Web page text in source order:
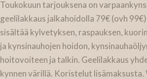
Toukokuun tarjouksena on
geelilakkaus jalkahoidolla 79€ (ovh
sisältää kylvetyksen, raspauksen,
ja kynsinauhojen hoidon,
hoitovoiteen ja talkin. Geelilakkaus
kynnen värillä. Koristelut lisämaksusta.